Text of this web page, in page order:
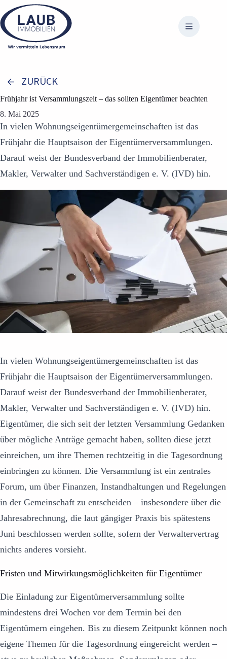
Inhalt
springen
ZURÜCK
Frühjahr ist Versammlungszeit – das sollten Eigentümer beachten
8. Mai 2025
In vielen Wohnungseigentümergemeinschaften ist das
Frühjahr die Hauptsaison der Eigentümerversammlungen.
Darauf weist der Bundesverband der Immobilienberater,
Makler, Verwalter und Sachverständigen e. V. (IVD) hin.
In vielen Wohnungseigentümergemeinschaften ist das
Frühjahr die Hauptsaison der Eigentümerversammlungen.
Darauf weist der Bundesverband der Immobilienberater,
Makler, Verwalter und Sachverständigen e. V. (IVD) hin.
Eigentümer, die sich seit der letzten Versammlung Gedanken
über mögliche Anträge gemacht haben, sollten diese jetzt
einreichen, um ihre Themen rechtzeitig in die Tagesordnung
einbringen zu können. Die Versammlung ist ein zentrales
Forum, um über Finanzen, Instandhaltungen und Regelungen
in der Gemeinschaft zu entscheiden – insbesondere über die
Jahresabrechnung, die laut gängiger Praxis bis spätestens
Juni beschlossen werden sollte, sofern der Verwaltervertrag
nichts anderes vorsieht.
Fristen und Mitwirkungsmöglichkeiten für Eigentümer
Die Einladung zur Eigentümerversammlung sollte
mindestens drei Wochen vor dem Termin bei den
Eigentümern eingehen. Bis zu diesem Zeitpunkt können noch
eigene Themen für die Tagesordnung eingereicht werden –